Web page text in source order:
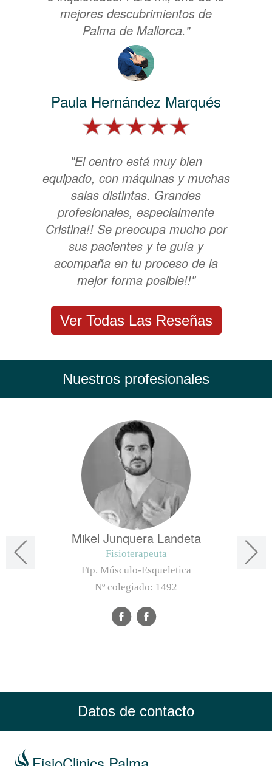
mejores descubrimientos de
Palma de Mallorca."
Paula Hernández Marqués
"El centro está muy bien
equipado, con máquinas y muchas
salas distintas. Grandes
profesionales, especialmente
Cristina!! Se preocupa mucho por
sus pacientes y te guía y
acompaña en tu proceso de la
mejor forma posible!!"
Ver Todas Las Reseñas
Nuestros profesionales
Mikel Junquera Landeta
Fisioterapeuta
Ftp. Músculo-Esqueletica
Nº colegiado: 1492
Datos de contacto